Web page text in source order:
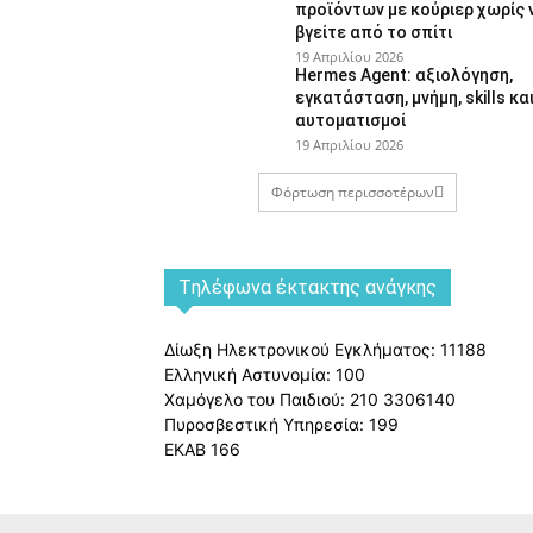
προϊόντων με κούριερ χωρίς
βγείτε από το σπίτι
19 Απριλίου 2026
Hermes Agent: αξιολόγηση,
εγκατάσταση, μνήμη, skills
αυτοματισμοί
19 Απριλίου 2026
Φόρτωση περισσοτέρων
Tηλέφωνα έκτακτης ανάγκης
Δίωξη Ηλεκτρονικού Εγκλήματος: 11188
Ελληνική Αστυνομία: 100
Χαμόγελο του Παιδιού: 210 3306140
Πυροσβεστική Υπηρεσία: 199
ΕΚΑΒ 166